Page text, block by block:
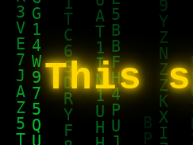
This